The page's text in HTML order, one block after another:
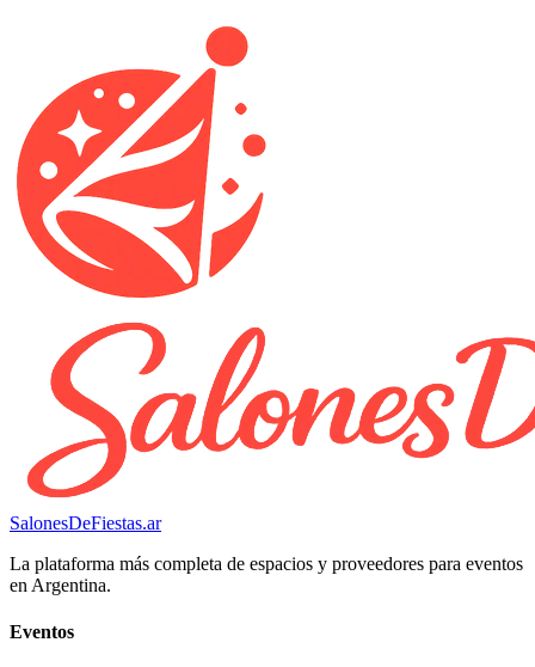
SalonesDeFiestas.ar
La plataforma más completa de espacios y proveedores para eventos
en Argentina.
Eventos